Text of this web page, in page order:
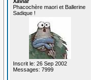
Phacochère maori et Ballerine
Sadique !
Inscrit le: 26 Sep 2002
Messages: 7999